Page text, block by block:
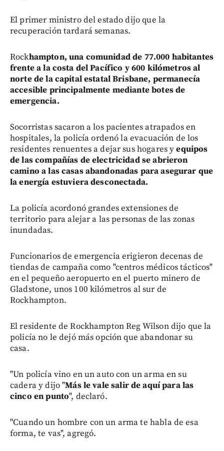
El primer ministro del estado dijo que la
recuperación tardará semanas.
Rockhampton, una comunidad de 77.000 habitantes
frente a la costa del Pacífico y 600 kilómetros al
norte de la capital estatal Brisbane, permanecía
accesible principalmente mediante botes de
emergencia.
Socorristas sacaron a los pacientes atrapados en
hospitales, la policía ordenó la evacuación de los
residentes renuentes a dejar sus hogares yequipos
de las compañías de electricidad se abrieron
camino a las casas abandonadas para asegurar que
la energía estuviera desconectada.
La policía acordonó grandes extensiones de
territorio para alejar a las personas de las zonas
inundadas.
Funcionarios de emergencia erigieron decenas de
tiendas de campaña como "centros médicos tácticos"
en el pequeño aeropuerto en el puerto minero de
Gladstone, unos 100 kilómetros al sur de
Rockhampton.
El residente de Rockhampton Reg Wilson dijo que la
policía no le dejó más opción que abandonar su
casa.
"Un policía vino en un auto con un arma en su
cadera y dijo "Más le vale salir de aquí para las
cinco en punto", declaró.
"Cuando un hombre con un arma te habla de esa
forma, te vas", agregó.